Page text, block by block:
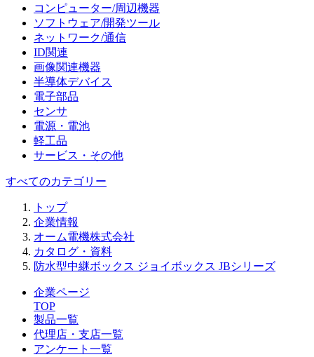
コンピューター/周辺機器
ソフトウェア/開発ツール
ネットワーク/通信
ID関連
画像関連機器
半導体デバイス
電子部品
センサ
電源・電池
軽工品
サービス・その他
すべてのカテゴリー
トップ
企業情報
オーム電機株式会社
カタログ・資料
防水型中継ボックス ジョイボックス JBシリーズ
企業ページ
TOP
製品一覧
代理店・支店一覧
アンケート一覧